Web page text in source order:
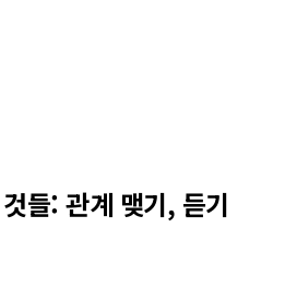
들: 관계 맺기, 듣기